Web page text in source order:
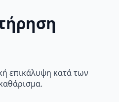
επικάλυψη κατά των